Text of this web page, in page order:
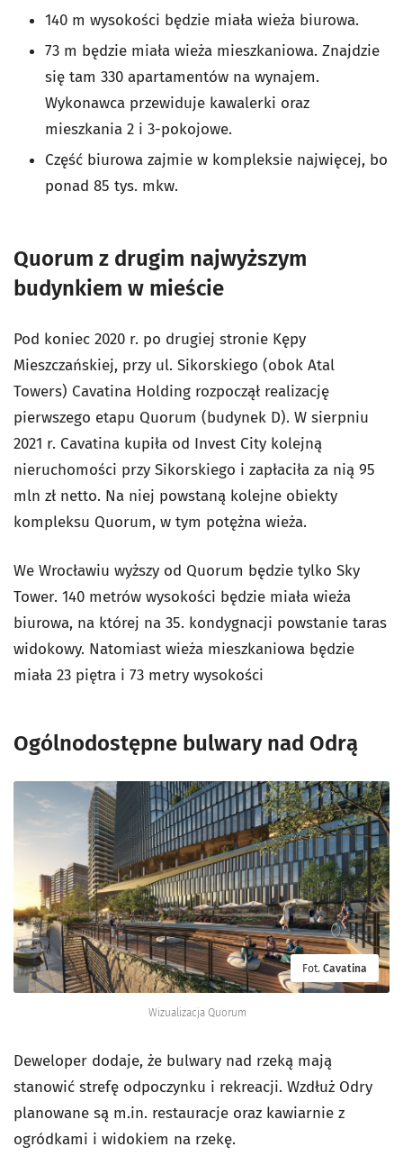
140 m wysokości będzie miała wieża biurowa.
73 m będzie miała wieża mieszkaniowa. Znajdzie
się tam 330 apartamentów na wynajem.
Wykonawca przewiduje kawalerki oraz
mieszkania 2 i 3-pokojowe.
Część biurowa zajmie w kompleksie najwięcej, bo
ponad 85 tys. mkw.
Quorum z drugim najwyższym
budynkiem w mieście
Pod koniec 2020 r. po drugiej stronie Kępy
Mieszczańskiej, przy ul. Sikorskiego (obok Atal
Towers) Cavatina Holding rozpoczął realizację
pierwszego etapu Quorum (budynek D). W sierpniu
2021 r. Cavatina kupiła od Invest City kolejną
nieruchomości przy Sikorskiego i zapłaciła za nią 95
mln zł netto. Na niej powstaną kolejne obiekty
kompleksu Quorum, w tym potężna wieża.
We Wrocławiu wyższy od Quorum będzie tylko Sky
Tower. 140 metrów wysokości będzie miała wieża
biurowa, na której na 35. kondygnacji powstanie taras
widokowy. Natomiast wieża mieszkaniowa będzie
miała 23 piętra i 73 metry wysokości
Ogólnodostępne bulwary nad Odrą
Fot. Cavatina
Wizualizacja Quorum
Deweloper dodaje, że bulwary nad rzeką mają
stanowić strefę odpoczynku i rekreacji. Wzdłuż Odry
planowane są m.in. restauracje oraz kawiarnie z
ogródkami i widokiem na rzekę.